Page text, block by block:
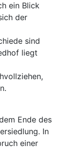
ein Blick
der
sind
liegt
Ende des
In
einer